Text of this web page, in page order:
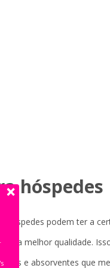
hóspedes
hóspedes podem ter a
da melhor qualidade.
e absorventes que